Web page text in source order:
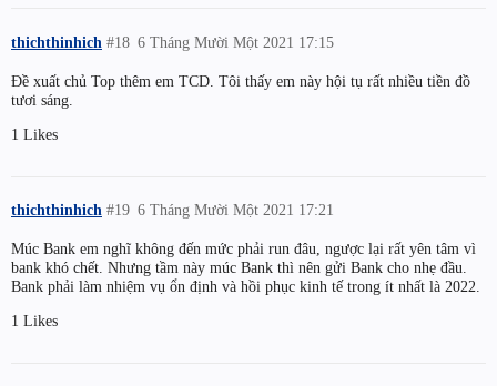
thichthinhich 6 Tháng Mười Một 2021 17:15
#18
Đề xuất chủ Top thêm em TCD. Tôi thấy em này hội tụ rất nhiều tiền đồ
tươi sáng.
1 Likes
thichthinhich 6 Tháng Mười Một 2021 17:21
#19
Múc Bank em nghĩ không đến mức phải run đâu, ngược lại rất yên tâm vì
bank khó chết. Nhưng tầm này múc Bank thì nên gửi Bank cho nhẹ đầu.
Bank phải làm nhiệm vụ ổn định và hồi phục kinh tế trong ít nhất là 2022.
1 Likes